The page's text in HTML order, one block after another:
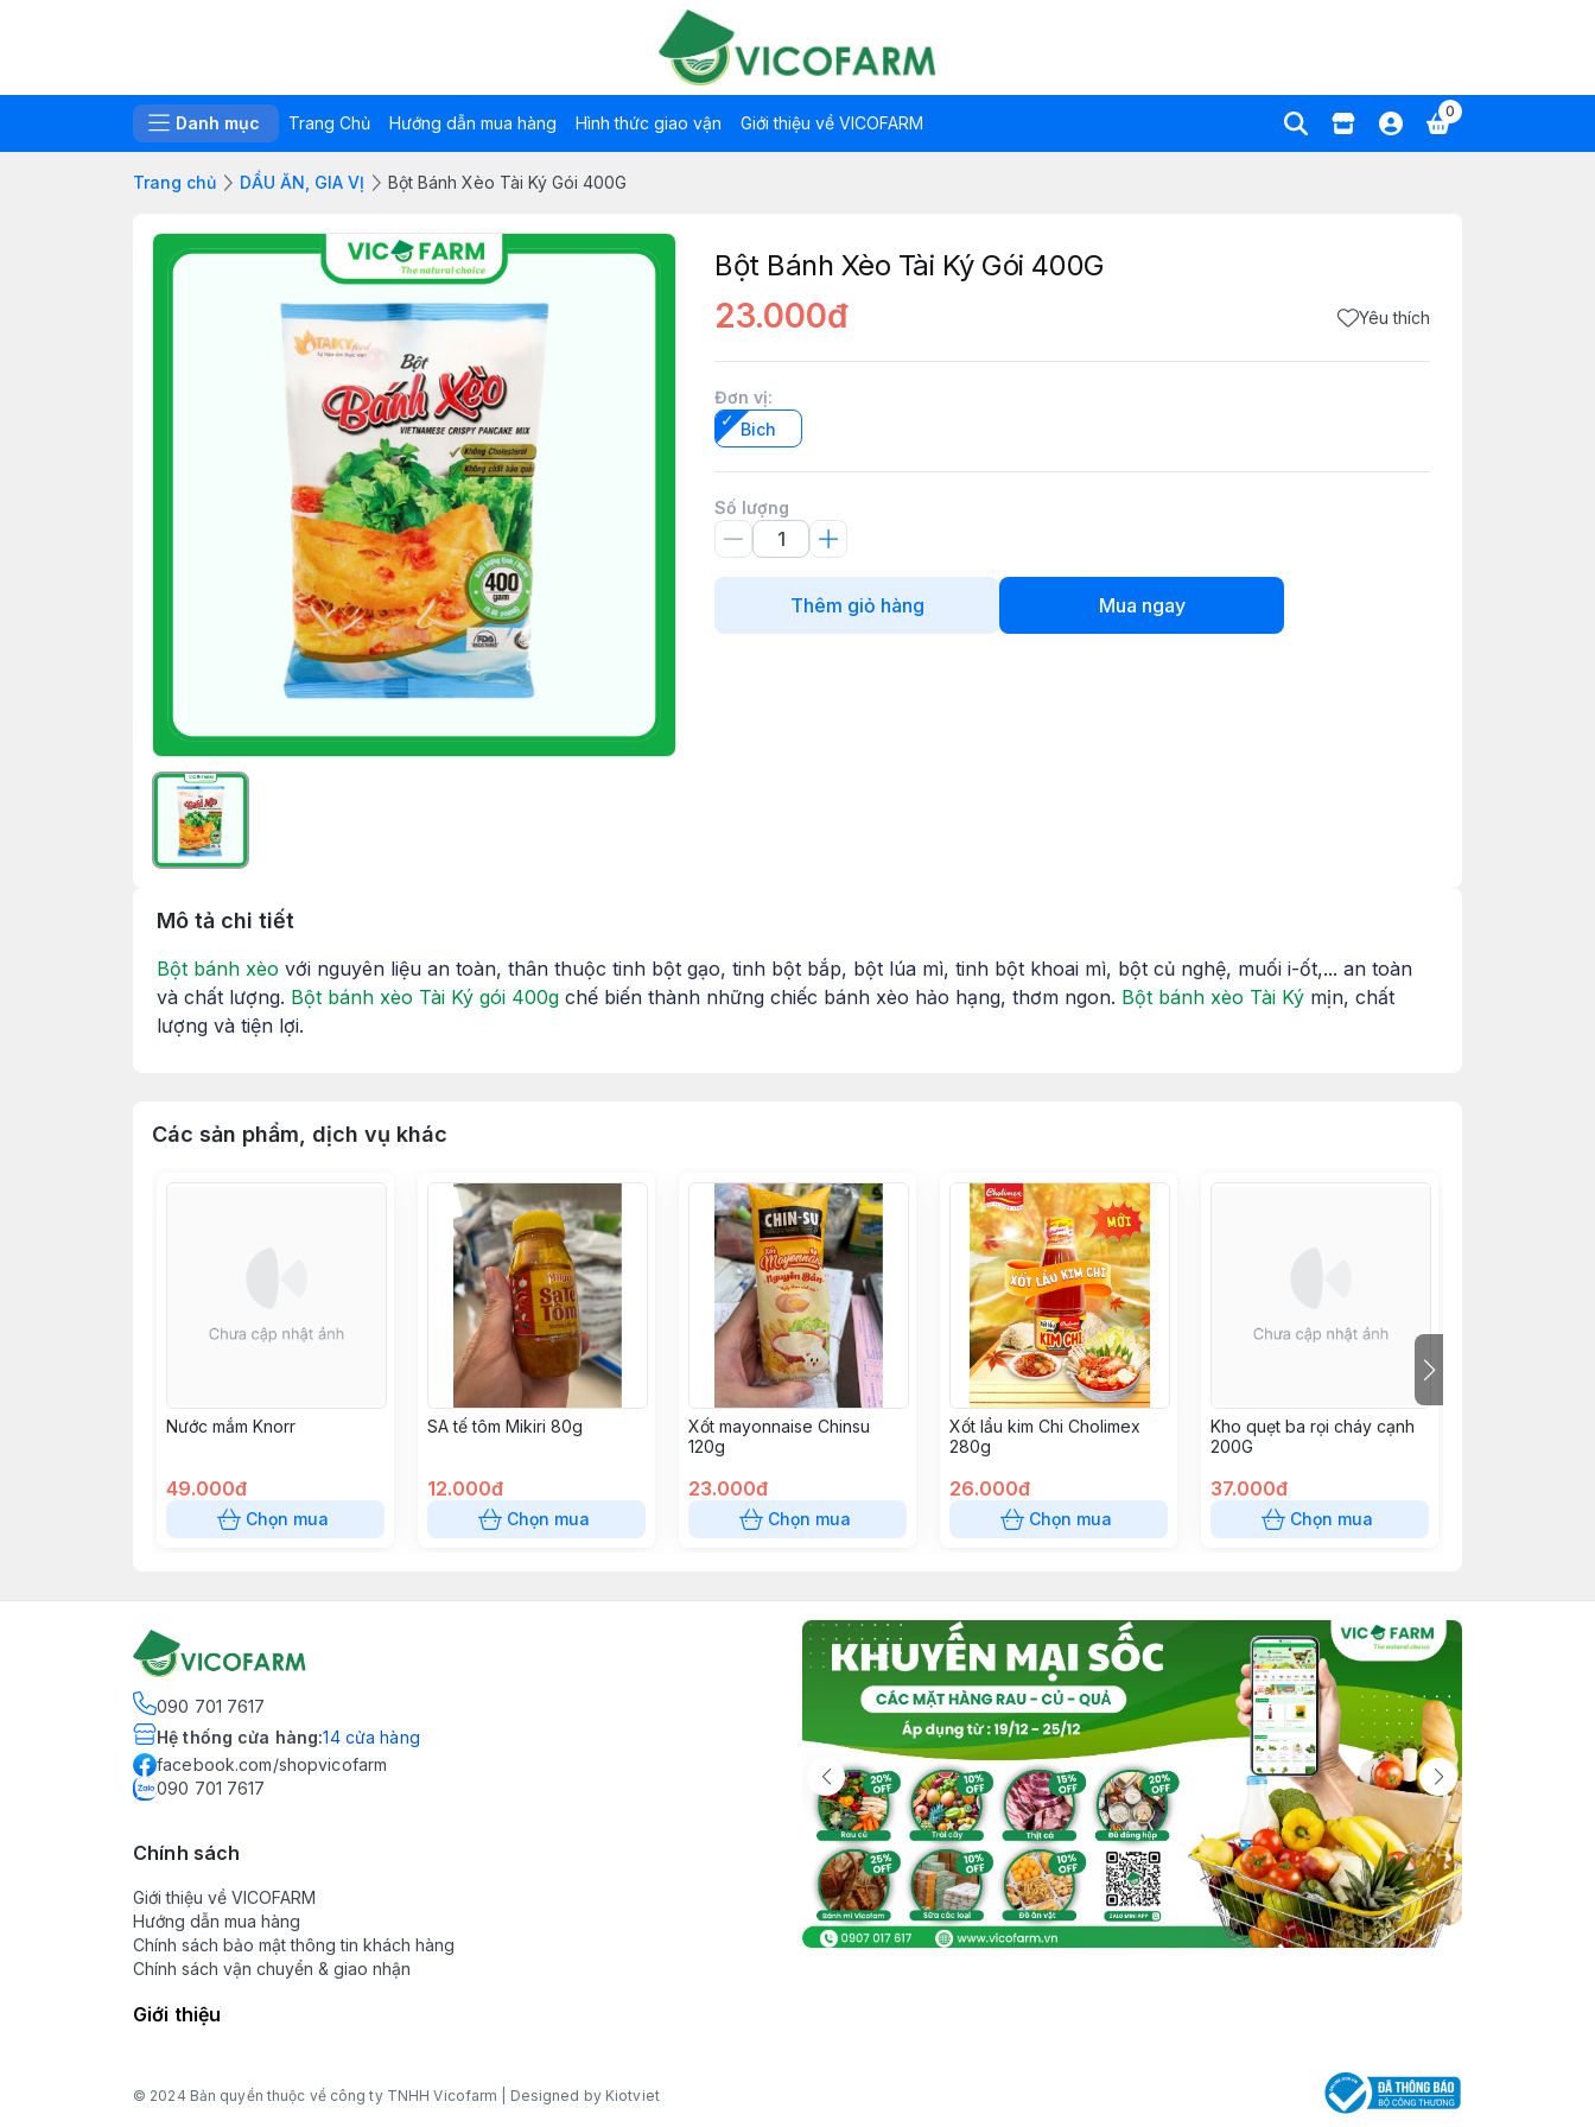
Danh mục Trang Chủ Hướng dẫn mua hàng Hình thức giao vận Giới thiệu về VICOFARM
0
Trang chủ DẦU ĂN, GIA VỊ Bột Bánh Xèo Tài Ký Gói 400G
Bột Bánh Xèo Tài Ký Gói 400G
23.000đ Yêu thích
Đơn vị:
Bich
Số lượng
Thêm giỏ hàng Mua ngay
Mô tả chi tiết
Bột bánh xèo với nguyên liệu an toàn, thân thuộc tinh bột gạo, tinh bột bắp, bột lúa mì, tinh bột khoai mì, bột củ nghệ, muối i-ốt,... an toàn
và chất lượng. Bột bánh xèo Tài Ký gói 400g chế biến thành những chiếc bánh xèo hảo hạng, thơm ngon. Bột bánh xèo Tài Ký mịn, chất
lượng và tiện lợi.
Các sản phẩm, dịch vụ khác
Nước mắm Knorr
49.000đ
Chọn mua
SA tế tôm Mikiri 80g
12.000đ
Chọn mua
Xốt mayonnaise Chinsu
120g
23.000đ
Chọn mua
Xốt lẩu kim Chi Cholimex
280g
26.000đ
Chọn mua
Kho quẹt ba rọi cháy cạnh
200G
37.000đ
Chọn mua
090 701 7617
Hệ thống cửa hàng:14 cửa hàng
facebook.com/shopvicofarm
090 701 7617
Chính sách
Giới thiệu về VICOFARM
Hướng dẫn mua hàng
Chính sách bảo mật thông tin khách hàng
Chính sách vận chuyển & giao nhận
Giới thiệu
© 2024 Bản quyền thuộc về công ty TNHH Vicofarm | Designed by Kiotviet